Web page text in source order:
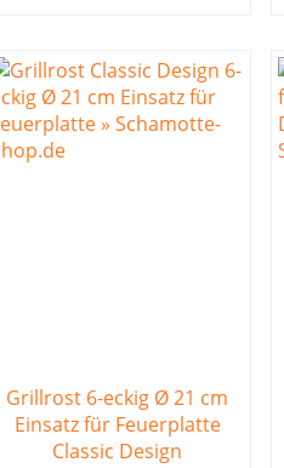
Grillrost 6-eckig Ø 21 cm
Einsatz für Feuerplatte
Classic Design